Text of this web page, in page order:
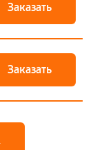
Заказать
Заказать